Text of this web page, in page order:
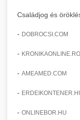
Családjog és
- DOBROCSI.COM
- KRONIKAONLINE.RO
- AMEAMED.COM
-
- ONLINEBOR.HU